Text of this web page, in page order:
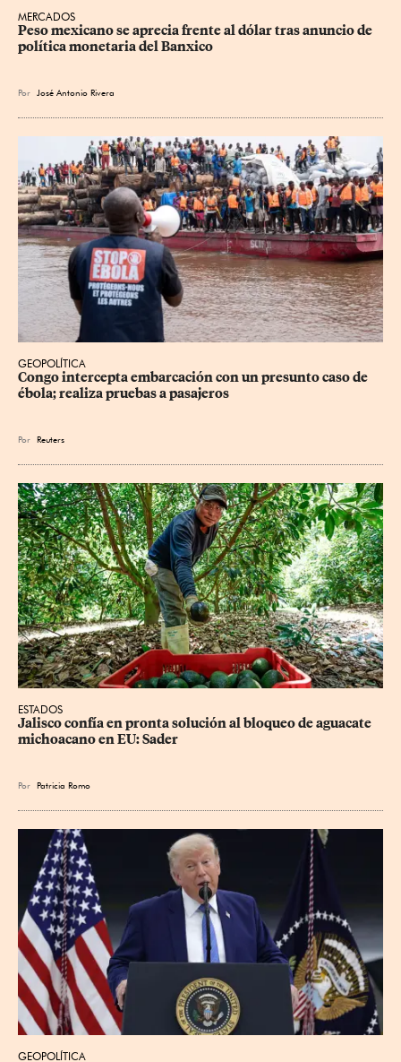
MERCADOS
Peso mexicano se aprecia frente al dólar tras anuncio de
política monetaria del Banxico
Por José Antonio Rivera
GEOPOLÍTICA
Congo intercepta embarcación con un presunto caso de
ébola; realiza pruebas a pasajeros
Por Reuters
ESTADOS
Jalisco confía en pronta solución al bloqueo de aguacate
michoacano en EU: Sader
Por Patricia Romo
GEOPOLÍTICA